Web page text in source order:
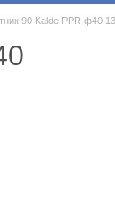
90 Kalde PPR ф40